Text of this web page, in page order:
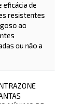
de
resistentes
ao
ou não a